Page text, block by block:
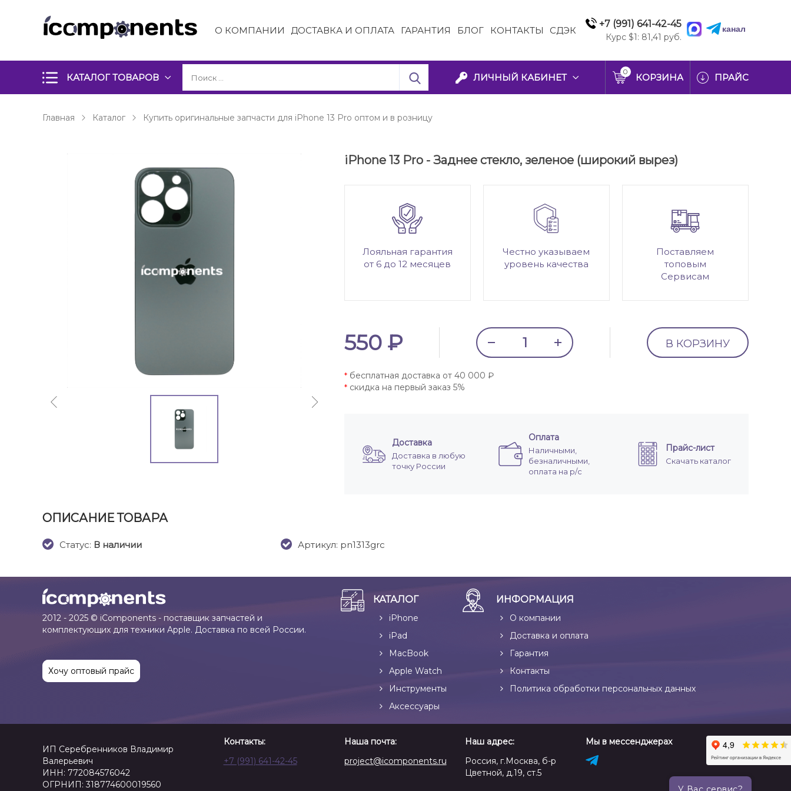
О КОМПАНИИ ДОСТАВКА И ОПЛАТА ГАРАНТИЯ БЛОГ КОНТАКТЫ СДЭК
+7 (991) 641-42-45
Курс $1: 81,41 руб.
канал
КАТАЛОГ ТОВАРОВ ЛИЧНЫЙ КАБИНЕТ
0
КОРЗИНА ПРАЙС
Главная Каталог Купить оригинальные запчасти для iPhone 13 Pro оптом и в розницу
iPhone 13 Pro - Заднее стекло, зеленое (широкий вырез)
Лояльная гарантия
от 6 до 12 месяцев
Честно указываем
уровень качества
Поставляем
топовым
Сервисам
550 ₽ В КОРЗИНУ
*бесплатная доставка от 40 000 ₽
*скидка на первый заказ 5%
Доставка
Доставка в любую
точку России
Оплата
Наличными,
безналичными,
оплата на р/с
Прайс-лист
Скачать каталог
ОПИСАНИЕ ТОВАРА
Cтатус: В наличии Артикул: pn1313grc
2012 - 2025 © iComponents - поставщик запчастей и
комплектующих для техники Apple. Доставка по всей России.
Хочу оптовый прайс
КАТАЛОГ
iPhone
iPad
MacBook
Apple Watch
Инструменты
Аксессуары
ИНФОРМАЦИЯ
О компании
Доставка и оплата
Гарантия
Контакты
Политика обработки персональных данных
ИП Серебренников Владимир
Валерьевич
ИНН: 772084576042
ОГРНИП: 318774600019560
Контакты:
+7 (991) 641-42-45
Наша почта:
project@icomponents.ru
Наш адрес:
Россия, г.Москва, б-р
Цветной, д.19, ст.5
Мы в мессенджерах